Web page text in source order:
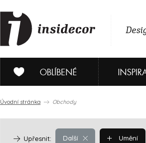
OBLÍBENÉ
Úvodní stránka Obchody
Další
Upřesnit: Umění